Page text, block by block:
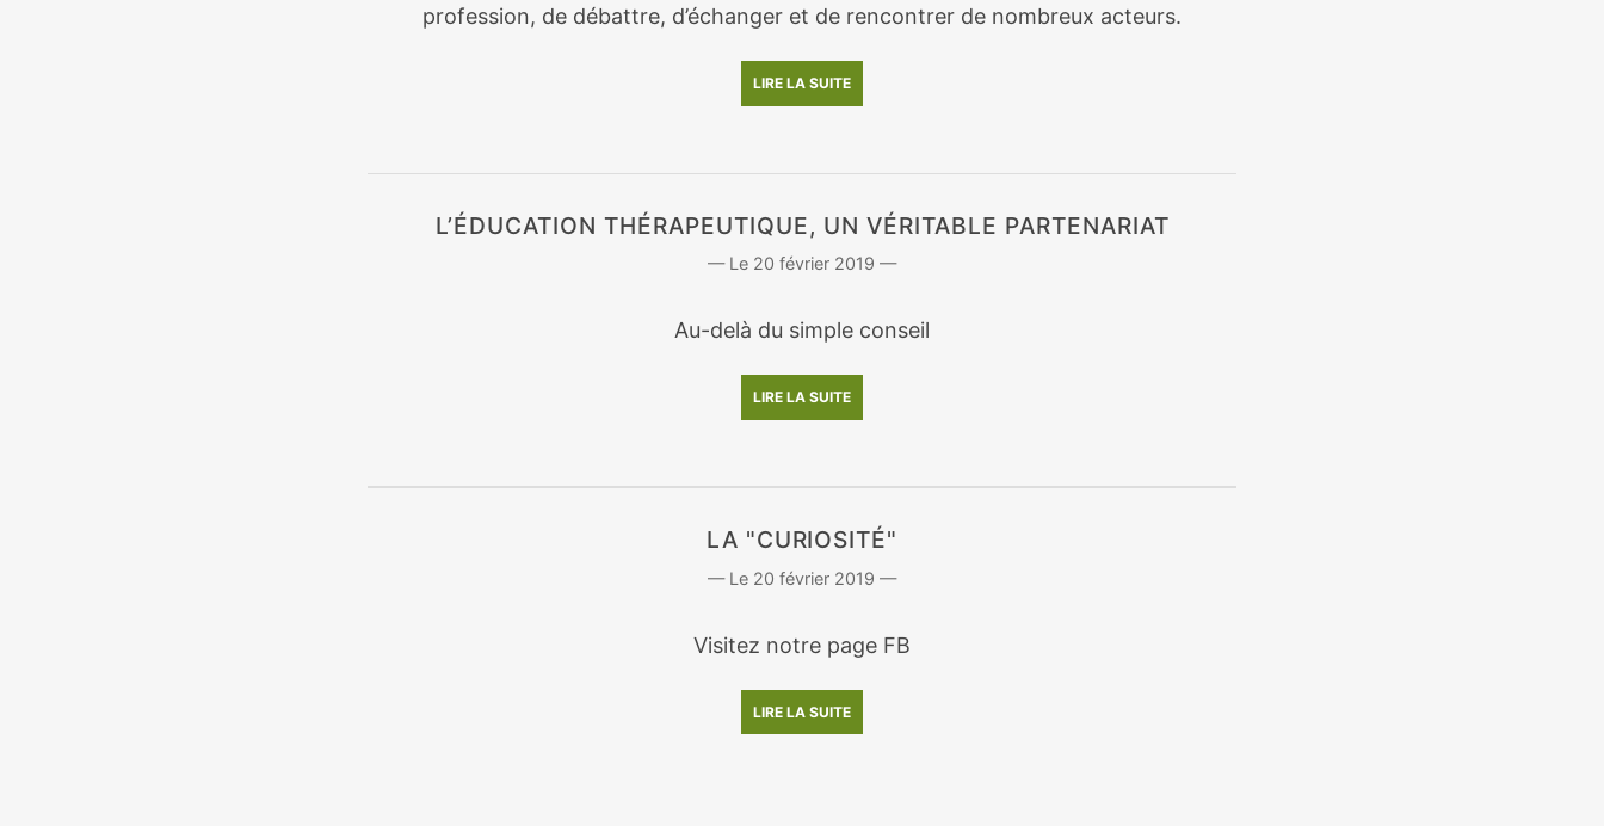
profession, de débattre, d’échanger et de rencontrer de nombreux acteurs.
LIRE LA SUITE
L’ÉDUCATION THÉRAPEUTIQUE, UN VÉRITABLE PARTENARIAT
20 février 2019
Au-delà du simple conseil
LIRE LA SUITE
LA "CURIOSITÉ"
20 février 2019
Visitez notre page FB
LIRE LA SUITE